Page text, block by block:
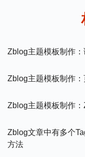
Zblog主题模板制作
Zblog主题模板制作
Zblog主题模板制作
Zblog文章中有多个
方法